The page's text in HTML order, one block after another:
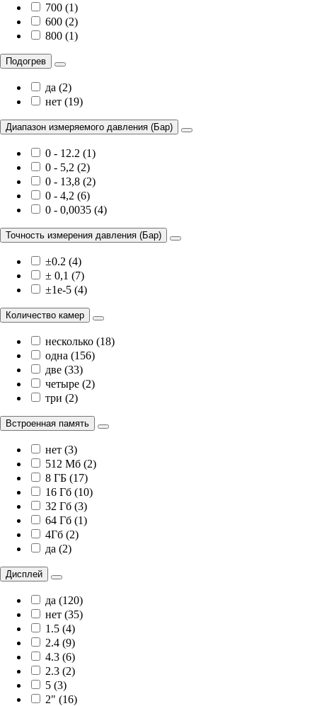
700 (1)
600 (2)
800 (1)
Подогрев
да (2)
нет (19)
Диапазон измеряемого давления (Бар)
0 - 12.2 (1)
0 - 5,2 (2)
0 - 13,8 (2)
0 - 4,2 (6)
0 - 0,0035 (4)
Точность измерения давления (Бар)
±0.2 (4)
± 0,1 (7)
±1e-5 (4)
Количество камер
несколько (18)
одна (156)
две (33)
четыре (2)
три (2)
Встроенная память
нет (3)
512 Мб (2)
8 ГБ (17)
16 Гб (10)
32 Гб (3)
64 Гб (1)
4Гб (2)
да (2)
Дисплей
да (120)
нет (35)
1.5 (4)
2.4 (9)
4.3 (6)
2.3 (2)
5 (3)
2" (16)